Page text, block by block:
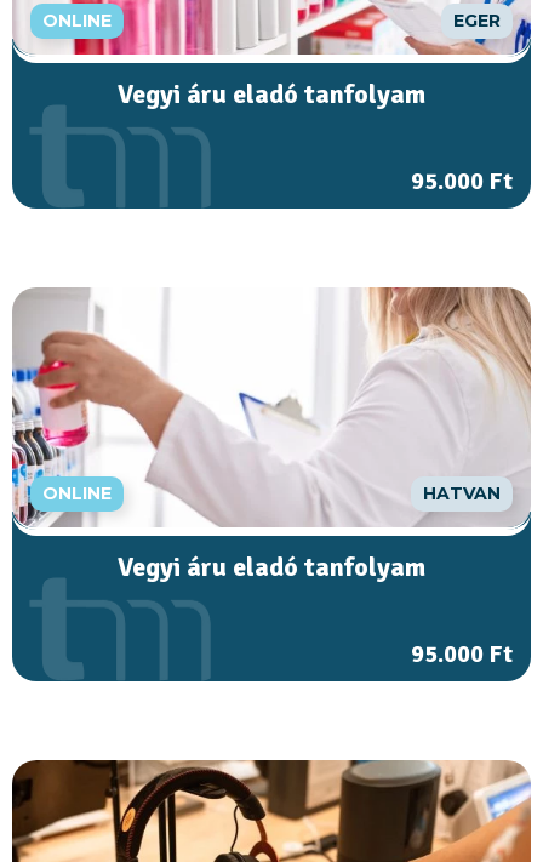
ONLINE EGER
Vegyi áru eladó tanfolyam
95.000 Ft
ONLINE HATVAN
Vegyi áru eladó tanfolyam
95.000 Ft